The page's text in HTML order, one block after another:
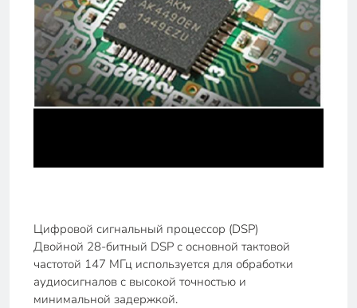
Цифровой сигнальный процессор (DSP)
Двойной 28-битный DSP с основной тактовой
частотой 147 МГц используется для обработки
аудиосигналов с высокой точностью и
минимальной задержкой.